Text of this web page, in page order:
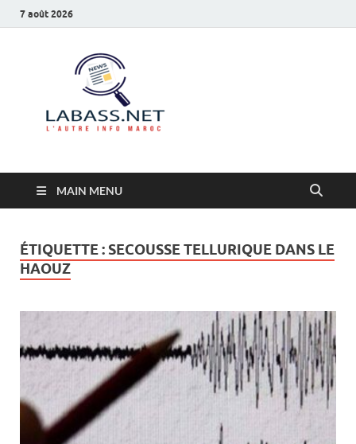
7 août 2026
MAIN MENU
ÉTIQUETTE : SECOUSSE TELLURIQUE DANS LE
HAOUZ